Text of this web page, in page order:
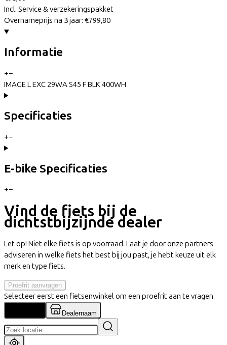
Incl. Service & verzekeringspakket
Overnameprijs na 3 jaar: €799,80
Informatie
+−
IMAGE L EXC 29WA S45 F BLK 400WH
Specificaties
+−
E-bike Specificaties
+−
Vind de fiets bij de
dichtstbijzijnde dealer
Let op! Niet elke fiets is op voorraad. Laat je door onze partners
adviseren in welke fiets het best bij jou past, je hebt keuze uit elk
merk en type fiets.
Proefrit aanvragen
Selecteer eerst een fietsenwinkel om een proefrit aan te vragen
Dealernaam